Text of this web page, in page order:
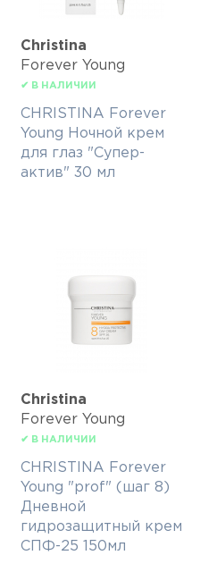
Christina
Forever Young
✔ В НАЛИЧИИ
CHRISTINA Forever
Young Ночной крем
для глаз "Супер-
актив" 30 мл
Christina
Forever Young
✔ В НАЛИЧИИ
CHRISTINA Forever
Young "prof" (шаг 8)
Дневной
гидрозащитный крем
СПФ-25 150мл